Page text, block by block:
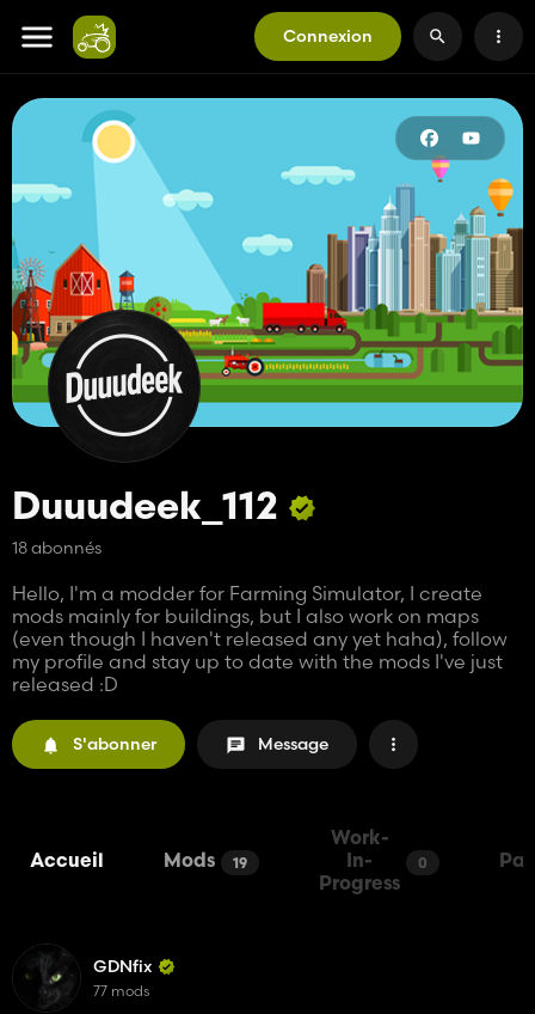
Connexion
Duuudeek_112
18 abonnés
Hello, I'm a modder for Farming Simulator, I create
mods mainly for buildings, but I also work on maps
(even though I haven't released any yet haha), follow
my profile and stay up to date with the mods I've just
released :D
S'abonner Message
Accueil Mods 19
Work-
In-
Progress
0
GDNfix
77 mods